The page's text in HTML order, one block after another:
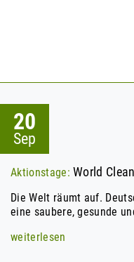
20
Sep
Aktionstage:World
Die Welt räumt auf.
eine saubere, gesunde
weiterlesen